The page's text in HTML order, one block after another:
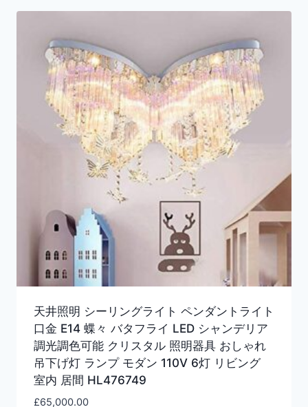
天井照明 シーリングライト ペンダントライト
口金 E14 蝶々 バタフライ LED シャンデリア
調光調色可能 クリスタル 照明器具 おしゃれ
吊下げ灯 ランプ モダン 110V 6灯 リビング
室内 居間 HL476749
£65,000.00